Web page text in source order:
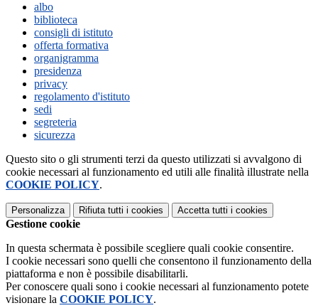
albo
biblioteca
consigli di istituto
offerta formativa
organigramma
presidenza
privacy
regolamento d'istituto
sedi
segreteria
sicurezza
Questo sito o gli strumenti terzi da questo utilizzati si avvalgono di
cookie necessari al funzionamento ed utili alle finalità illustrate nella
COOKIE POLICY.
Personalizza Rifiuta tutti i cookies Accetta tutti i cookies
Gestione cookie
In questa schermata è possibile scegliere quali cookie consentire.
I cookie necessari sono quelli che consentono il funzionamento della
piattaforma e non è possibile disabilitarli.
Per conoscere quali sono i cookie necessari al funzionamento potete
visionare la COOKIE POLICY.